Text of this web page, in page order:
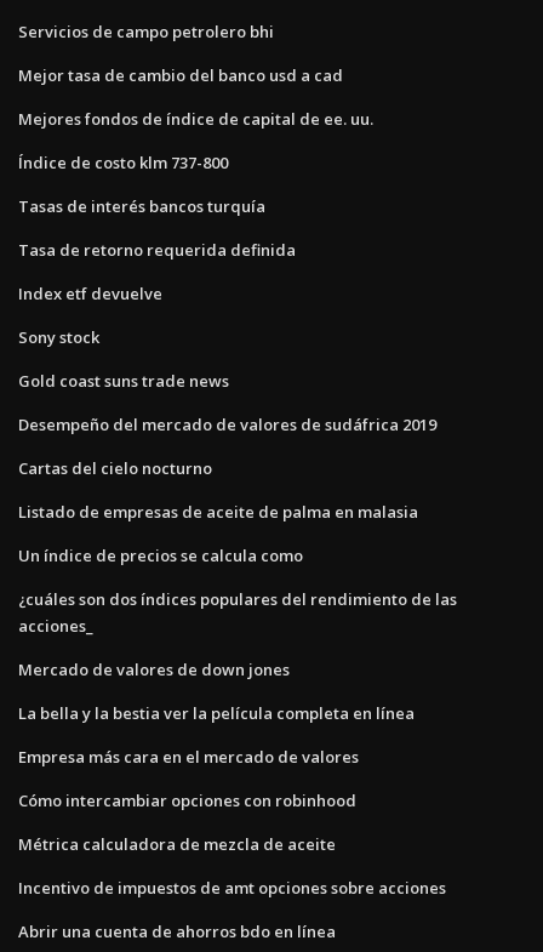
Servicios de campo petrolero bhi
Mejor tasa de cambio del banco usd a cad
Mejores fondos de índice de capital de ee. uu.
Índice de costo klm 737-800
Tasas de interés bancos turquía
Tasa de retorno requerida definida
Index etf devuelve
Sony stock
Gold coast suns trade news
Desempeño del mercado de valores de sudáfrica 2019
Cartas del cielo nocturno
Listado de empresas de aceite de palma en malasia
Un índice de precios se calcula como
¿cuáles son dos índices populares del rendimiento de las
acciones_
Mercado de valores de down jones
La bella y la bestia ver la película completa en línea
Empresa más cara en el mercado de valores
Cómo intercambiar opciones con robinhood
Métrica calculadora de mezcla de aceite
Incentivo de impuestos de amt opciones sobre acciones
Abrir una cuenta de ahorros bdo en línea